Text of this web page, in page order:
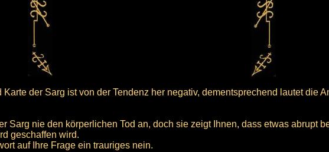
der Sarg ist von der Tendenz her negativ, dementsprechend lautet die
Sarg nie den körperlichen Tod an, doch sie zeigt Ihnen, dass etwas abrupt
geschaffen wird.
auf Ihre Frage ein trauriges nein.